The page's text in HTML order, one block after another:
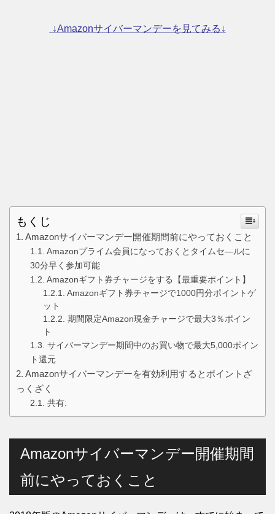
↓Amazonサイバーマンデーを見てみる↓
もくじ
Amazonサイバーマンデー開催期間前にやっておくこと
Amazonプライム会員になっておくとタイムセ―ルに
30分早く参加可能
Amazonギフト券チャージをする【最重要ポイント】
Amazonギフト券チャージで1000円分ポイントゲ
ット
期間限定Amazon現金チャージで最大3％ポイン
ト
サイバーマンデー期間中のお買い物で最大5,000ポイン
ト還元
Amazonサイバーマンデーを有効利用するとポイントざ
っくざく
共有:
Amazonサイバーマンデー開催期間
前にやっておくこと